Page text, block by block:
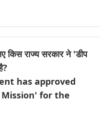
किस राज्य सरकार ने 'डीप
has approved
Mission' for the